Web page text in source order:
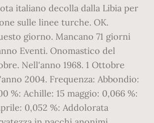
italiano decolla dalla Libia per
sulle linee turche. OK.
giorno. Mancano 71 giorni
Eventi. Onomastico del
Nell'anno 1968. 1 Ottobre
2004. Frequenza: Abbondio:
%: Achille: 15 maggio: 0,066 %:
0,052 %: Addolorata